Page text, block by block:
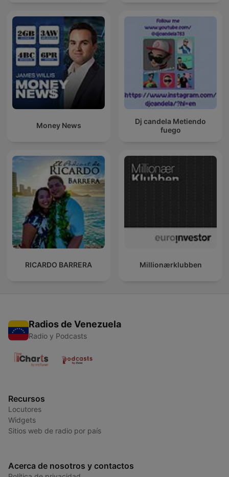
Money News
Dj candela Metiendo
fuego
RICARDO BARRERA Millionærklubben
Radios de Venezuela
Radio y Podcasts
Recursos
Locutores
Widgets
Sitios web de radio por país
Acerca de nosotros y contactos